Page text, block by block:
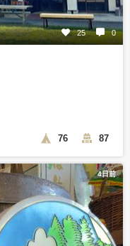
25 0
76 87
4日前